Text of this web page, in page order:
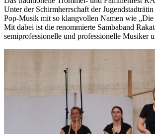
Unter der Schirmherrschaft der
Pop-Musik mit so klangvollen Namen wie „Die
Mit dabei ist die renommierte Sambaband
semiprofessionelle und professionelle Musiker